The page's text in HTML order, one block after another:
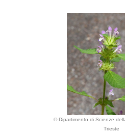
© Dipartimento di Scienze
Trieste